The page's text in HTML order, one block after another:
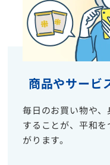
商品やサービ
毎日のお買い物や
することが、平和
がります。